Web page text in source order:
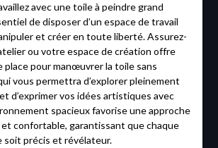
avec une toile à peindre grand
de disposer d’un espace de travail
et créer en toute liberté. Assurez-
ou votre espace de création offre
place pour manœuvrer la toile sans
vous permettra d’explorer pleinement
d’exprimer vos idées artistiques avec
spacieux favorise une approche
confortable, garantissant que chaque
soit précis et révélateur.